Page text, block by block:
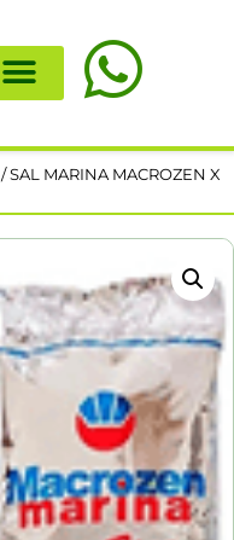
/ SAL MARINA MACROZEN X